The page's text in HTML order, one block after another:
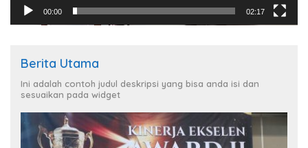
00:00 02:17
Berita Utama
Ini adalah contoh judul deskripsi yang bisa anda isi dan
sesuaikan pada widget